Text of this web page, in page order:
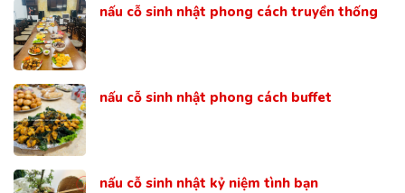
nấu cỗ sinh nhật phong cách truyền thống
nấu cỗ sinh nhật phong cách buffet
nấu cỗ sinh nhật kỷ niệm tình bạn